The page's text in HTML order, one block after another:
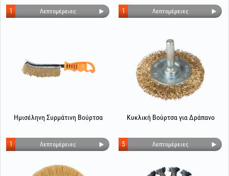
Λεπτομέρειες
1 Λεπτομέρειες
1
Ημισέληνη Συρμάτινη Βούρτσα
Λεπτομέρειες
1
Κυκλική Βούρτσα για Δράπανο
Λεπτομέρειες
5